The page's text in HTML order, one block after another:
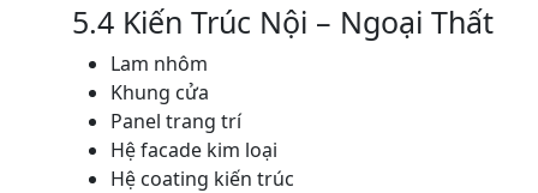
5.4 Kiến Trúc Nội – Ngoại Thất
Lam nhôm
Khung cửa
Panel trang trí
Hệ facade kim loại
Hệ coating kiến trúc